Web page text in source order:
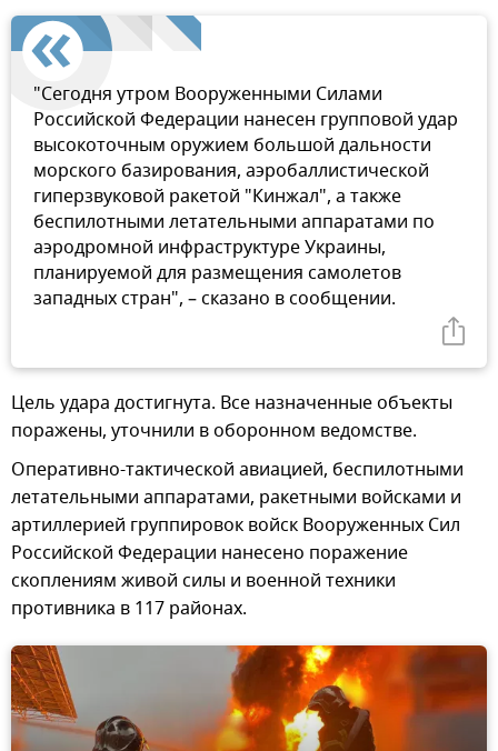
"Сегодня утром Вооруженными Силами
Российской Федерации нанесен групповой удар
высокоточным оружием большой дальности
морского базирования, аэробаллистической
гиперзвуковой ракетой "Кинжал", а также
беспилотными летательными аппаратами по
аэродромной инфраструктуре Украины,
планируемой для размещения самолетов
западных стран", – сказано в сообщении.
Цель удара достигнута. Все назначенные объекты
поражены, уточнили в оборонном ведомстве.
Оперативно-тактической авиацией, беспилотными
летательными аппаратами, ракетными войсками и
артиллерией группировок войск Вооруженных Сил
Российской Федерации нанесено поражение
скоплениям живой силы и военной техники
противника в 117 районах.